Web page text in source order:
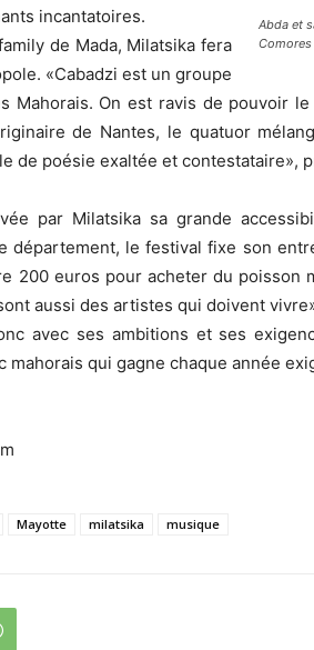
Abda et
incantatoires.
de Mada, Milatsika fera
«Cabadzi est un groupe
Mahorais. On est ravis de pouvoir
de Nantes, le quatuor
de poésie exaltée et contestataire»,
par Milatsika sa grande
département, le festival fixe son
200 euros pour acheter du poisson
aussi des artistes qui doivent
avec ses ambitions et ses
mahorais qui gagne chaque année
Mayotte milatsika musique